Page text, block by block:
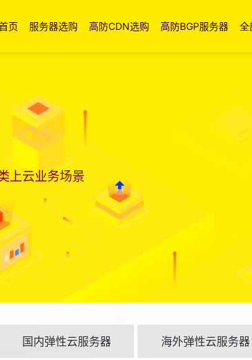
页 服务器选购 高防CDN选购 高防BGP服务器 全
上云业务场景
国内弹性云服务器 海外弹性云服务器